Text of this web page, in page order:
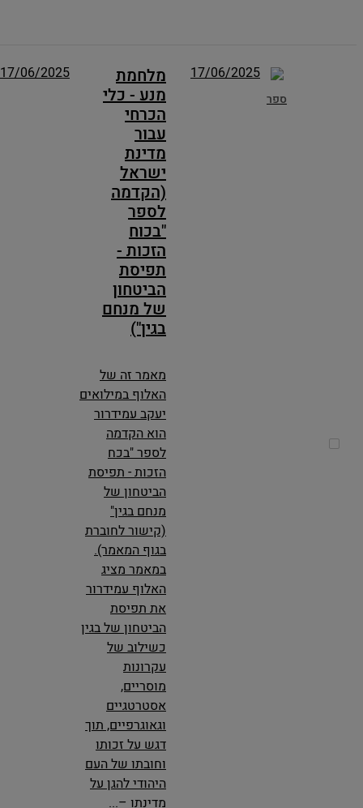
ספר
17/06/2025
מלחמת
מנע - כלי
הכרחי
עבור
מדינת
ישראל
(הקדמה
לספר
"בכוח
הזכות -
תפיסת
הביטחון
של מנחם
בגין")
מאמר זה של
האלוף במילואים
יעקב עמידרור
הוא הקדמה
לספר "בכח
הזכות - תפיסת
הביטחון של
מנחם בגין"
(קישור לחוברת
בגוף המאמר).
במאמר מציג
האלוף עמידרור
את תפיסת
הביטחון של בגין
כשילוב של
עקרונות
מוסריים,
אסטרטגיים
וגאוגרפיים, תוך
דגש על זכותו
וחובתו של העם
היהודי להגן על
מדינתו –...
17/06/2025